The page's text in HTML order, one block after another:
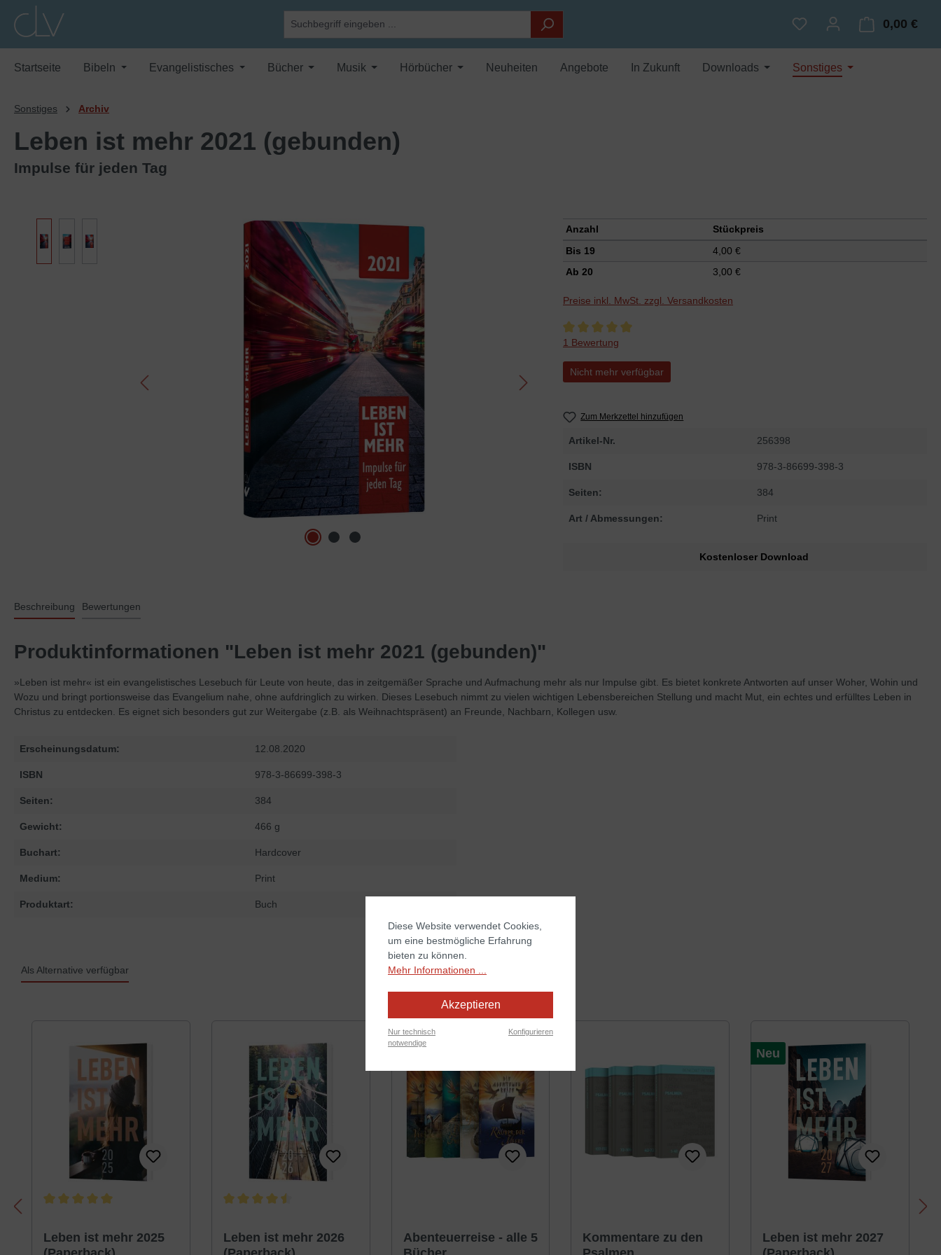
Zur Hauptnavigation springen
Du hast 0 Produkte auf
0,00 €
Startseite Bibeln Evangelistisches Bücher Musik Hörbücher Neuheiten Angebote In Zukunft Downloads Sonstiges
Sonstiges Archiv
Leben ist mehr 2021 (gebunden)
Impulse für jeden Tag
Anzahl
Stückpreis
Bis 19
4,00 €
Ab 20 3,00 €
Preise inkl. MwSt. zzgl. Versandkosten
Durchschnittliche Bewertung von 5 von 5 Sternen
1 Bewertung
Nicht mehr verfügbar
Zum Merkzettel hinzufügen
Artikel-Nr. 256398
ISBN 978-3-86699-398-3
Seiten: 384
Art / Abmessungen: Print
Kostenloser Download
Beschreibung Bewertungen
Produktinformationen "Leben ist mehr 2021 (gebunden)"
»Leben ist mehr« ist ein evangelistisches Lesebuch für Leute von heute, das in zeitgemäßer Sprache und Aufmachung mehr als nur Impulse gibt. Es bietet konkrete Antworten auf unser Woher, Wohin und
Wozu und bringt portionsweise das Evangelium nahe, ohne aufdringlich zu wirken. Dieses Lesebuch nimmt zu vielen wichtigen Lebensbereichen Stellung und macht Mut, ein echtes und erfülltes Leben in
Christus zu entdecken. Es eignet sich besonders gut zur Weitergabe (z.B. als Weihnachtspräsent) an Freunde, Nachbarn, Kollegen usw.
Erscheinungsdatum: 12.08.2020
ISBN 978-3-86699-398-3
Seiten: 384
Gewicht: 466 g
Buchart: Hardcover
Medium: Print
Produktart: Buch
Als Alternative verfügbar
Leben ist mehr 2025
Leben ist mehr 2026
Abenteuerreise - alle 5
Kommentare zu den
Neu
Leben ist mehr 2027
Diese Website verwendet Cookies,
um eine bestmögliche Erfahrung
bieten zu können.
Mehr Informationen ...
Akzeptieren
Nur technisch
notwendige
Konfigurieren